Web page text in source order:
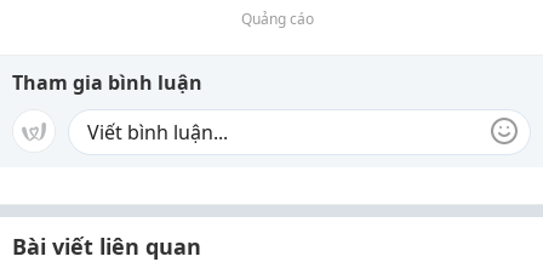
Quảng cáo
Tham gia bình luận
Bài viết liên quan